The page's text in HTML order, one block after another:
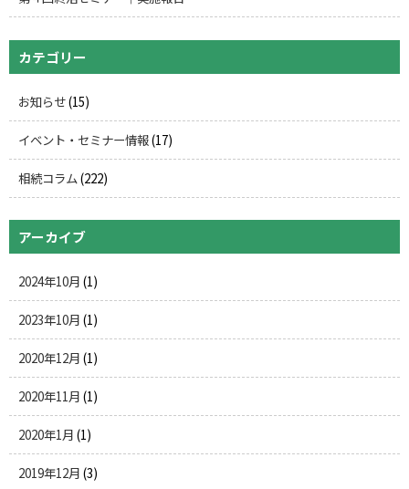
カテゴリー
お知らせ(15)
イベント・セミナー情報(17)
相続コラム (222)
アーカイブ
2024年10月 (1)
2023年10月 (1)
2020年12月 (1)
2020年11月 (1)
2020年1月 (1)
2019年12月 (3)